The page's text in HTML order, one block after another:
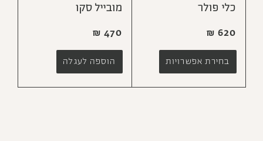
כלי פולר
₪ 620
בחירת אפשרויות
מובייל סקו
₪ 470
הוספה לעגלה